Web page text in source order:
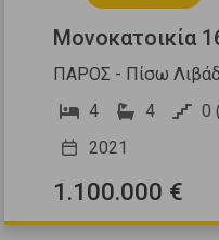
Μονοκατοικία
ΠΑΡΟΣ - Πίσω
4
4 0
2021
1.100.000 €